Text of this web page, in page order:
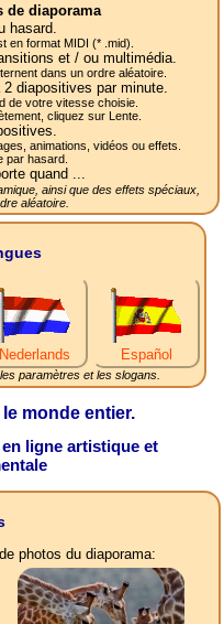
de diaporama
hasard.
en format MIDI (* .mid).
et / ou multimédia.
dans un ordre aléatoire.
2 diapositives par minute.
de votre vitesse choisie.
cliquez sur Lente.
animations, vidéos ou effets.
par hasard.
quand ...
ainsi que des effets spéciaux,
aléatoire.
Nederlands Español
paramètres et les slogans.
monde entier.
ligne artistique et
photos du diaporama: